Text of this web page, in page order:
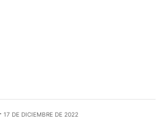
17 DE DICIEMBRE DE 2022